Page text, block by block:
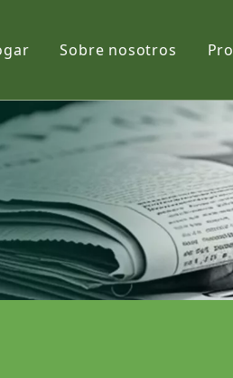
Sobre nosotros